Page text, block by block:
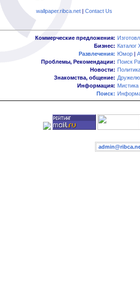
wallpaper.ribca.net| Contact Us
Коммерческие предложения:
Бизнес: Каталог
Развлечения: Юмор |
Проблемы, Рекомендации: Поиск
Новости:
Знакомства, общение:
Информация: Мистика
Поиск: